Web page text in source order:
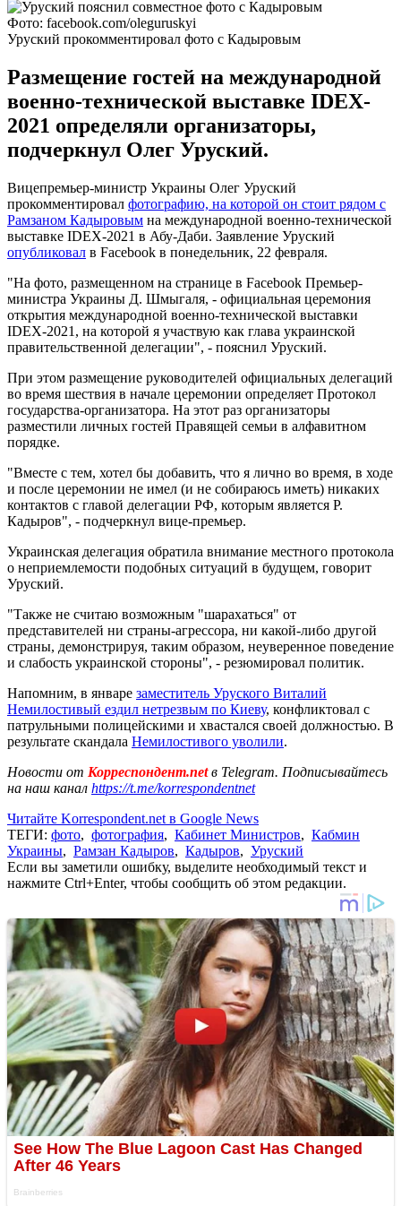
Фото: facebook.com/oleguruskyi
Уруский прокомментировал фото с Кадыровым
Размещение гостей на международной
военно-технической выставке IDEX-
2021 определяли организаторы,
подчеркнул Олег Уруский.
Вицепремьер-министр Украины Олег Уруский
прокомментировал фотографию, на которой он стоит рядом с
Рамзаном Кадыровым на международной военно-технической
выставке IDEX-2021 в Абу-Даби. Заявление Уруский
опубликовал в Facebook в понедельник, 22 февраля.
"На фото, размещенном на странице в Facebook Премьер-
министра Украины Д. Шмыгаля, - официальная церемония
открытия международной военно-технической выставки
IDEX-2021, на которой я участвую как глава украинской
правительственной делегации", - пояснил Уруский.
При этом размещение руководителей официальных делегаций
во время шествия в начале церемонии определяет Протокол
государства-организатора. На этот раз организаторы
разместили личных гостей Правящей семьи в алфавитном
порядке.
"Вместе с тем, хотел бы добавить, что я лично во время, в ходе
и после церемонии не имел (и не собираюсь иметь) никаких
контактов с главой делегации РФ, которым является Р.
Кадыров", - подчеркнул вице-премьер.
Украинская делегация обратила внимание местного протокола
о неприемлемости подобных ситуаций в будущем, говорит
Уруский.
"Также не считаю возможным "шарахаться" от
представителей ни страны-агрессора, ни какой-либо другой
страны, демонстрируя, таким образом, неуверенное поведение
и слабость украинской стороны", - резюмировал политик.
Напомним, в январе заместитель Уруского Виталий
Немилостивый ездил нетрезвым по Киеву, конфликтовал с
патрульными полицейскими и хвастался своей должностью. В
результате скандала Немилостивого уволили.
Новости от Корреспондент.netв Telegram. Подписывайтесь
на наш канал https://t.me/korrespondentnet
Читайте Korrespondent.net в Google News
ТЕГИ: фото, фотография, Кабинет Министров, Кабмин
Украины, Рамзан Кадыров, Кадыров, Уруский
Если вы заметили ошибку, выделите необходимый текст и
нажмите Ctrl+Enter, чтобы сообщить об этом редакции.